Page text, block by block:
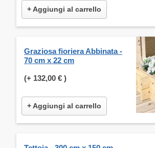
+ Aggiungi al carrello
Graziosa fioriera Abbinata -
70 cm x 22 cm
(+ 132,00 € )
+ Aggiungi al carrello